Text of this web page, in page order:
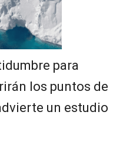
para
los puntos de
un estudio